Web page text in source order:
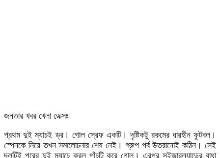
জনতার খবর খেলা ডেক্সঃ
প্রথম দুই ম্যাচই ড্র। গোল স্রেফ একটি। দৃষ্টিকটু রকমের ধারহীন ফুটবল।
স্পেনকে নিয়ে তখন সমালোচনার শেষ নেই। গ্রুপ পর্ব উতরানোই কঠিন। সেই
দলটিই পরের দুই ম্যাচে করল পাঁচটি করে গোল। এরপর সুইজারল্যান্ডের বাধা